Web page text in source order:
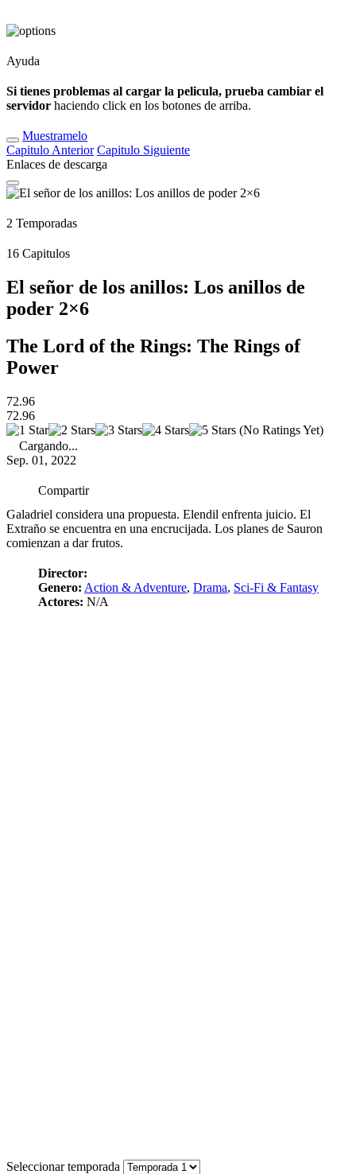
Ayuda
Si tienes problemas al cargar la pelicula, prueba cambiar el
servidor haciendo click en los botones de arriba.
Muestramelo
Capitulo Anterior Capitulo Siguiente
Enlaces de descarga
2 Temporadas
16 Capitulos
El señor de los anillos: Los anillos de
poder 2×6
The Lord of the Rings: The Rings of
Power
72.96
72.96
(No Ratings Yet)
Cargando...
Sep. 01, 2022
Compartir
Galadriel considera una propuesta. Elendil enfrenta juicio. El
Extraño se encuentra en una encrucijada. Los planes de Sauron
comienzan a dar frutos.
Director:
Genero: Action & Adventure, Drama, Sci-Fi & Fantasy
Actores: N/A
Seleccionar temporada